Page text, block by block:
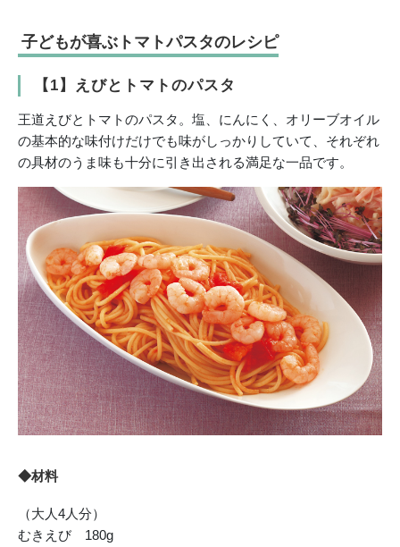
子どもが喜ぶトマトパスタのレシピ
【1】えびとトマトのパスタ
王道えびとトマトのパスタ。塩、にんにく、オリーブオイル
の基本的な味付けだけでも味がしっかりしていて、それぞれ
の具材のうま味も十分に引き出される満足な一品です。
◆材料
（大人4人分）
むきえび 180g